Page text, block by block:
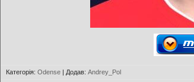
Категорія: Odense| Додав: Andrey_Pol